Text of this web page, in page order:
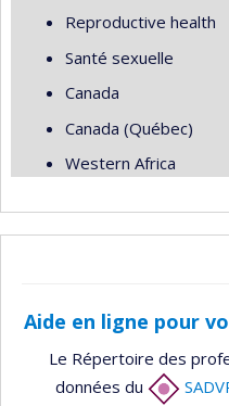
Reproductive health
Santé sexuelle
Canada
Canada (Québec)
Western Africa
Aide en ligne pour
Le Répertoire des
données du